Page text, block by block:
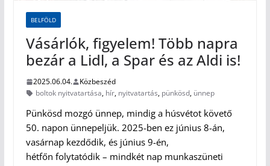
BELFÖLD
Vásárlók, figyelem! Több napra
bezár a Lidl, a Spar és az Aldi is!
2025.06.04.
Közbeszéd
boltok nyitvatartása, hír, nyitvatartás, pünkösd, ünnep
Pünkösd mozgó ünnep, mindig a húsvétot követő
50. napon ünnepeljük. 2025-ben ez június 8-án,
vasárnap kezdődik, és június 9-én,
hétfőn folytatódik – mindkét nap munkaszüneti